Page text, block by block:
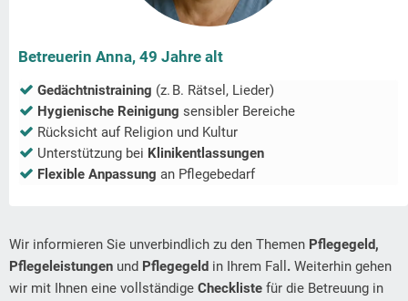
Betreuerin Anna, 49 Jahre alt
Gedächtnistraining (z. B. Rätsel, Lieder)
Hygienische Reinigung sensibler Bereiche
Rücksicht auf Religion und Kultur
Unterstützung bei Klinikentlassungen
Flexible Anpassung an Pflegebedarf
Wir informieren Sie unverbindlich zu den Themen Pflegegeld,
Pflegeleistungen und Pflegegeld in Ihrem Fall . Weiterhin gehen
wir mit Ihnen eine vollständige Checkliste für die Betreuung in